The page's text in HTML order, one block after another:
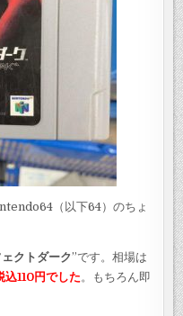
（以下64）のちょ
クトダーク”です。相場は
込110円でした 。もちろん即